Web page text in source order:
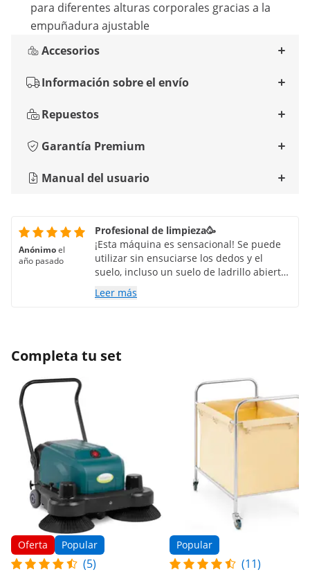
para diferentes alturas corporales gracias a la
empuñadura ajustable
Accesorios
Información sobre el envío
Repuestos
Garantía Premium
Manual del usuario
Anónimoel
año pasado
Profesional de limpieza🥳
¡Esta máquina es sensacional! Se puede
utilizar sin ensuciarse los dedos y el
suelo, incluso un suelo de ladrillo abierto
después de una inundación, queda muy,
muy limpio después de varios viajes de
Leer más
Completa tu set
Oferta Popular
(5)
Popular
(11)